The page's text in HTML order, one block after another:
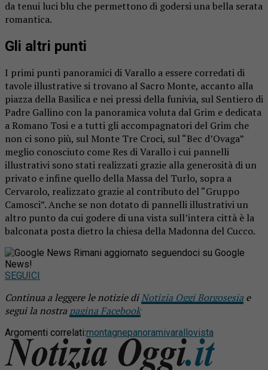
da tenui luci blu che permettono di godersi una bella serata
romantica.
Gli altri punti
I primi punti panoramici di Varallo a essere corredati di
tavole illustrative si trovano al Sacro Monte, accanto alla
piazza della Basilica e nei pressi della funivia, sul Sentiero di
Padre Gallino con la panoramica voluta dal Grim e dedicata
a Romano Tosi e a tutti gli accompagnatori del Grim che
non ci sono più, sul Monte Tre Croci, sul “Bec d’Ovaga”
meglio conosciuto come Res di Varallo i cui pannelli
illustrativi sono stati realizzati grazie alla generosità di un
privato e infine quello della Massa del Turlo, sopra a
Cervarolo, realizzato grazie al contributo del “Gruppo
Camosci”. Anche se non dotato di pannelli illustrativi un
altro punto da cui godere di una vista sull’intera città è la
balconata posta dietro la chiesa della Madonna del Cucco.
Rimani aggiornato seguendoci su Google
News!
SEGUICI
Continua a leggere le notizie diNotizia Oggi Borgosesia e
segui la nostra pagina Facebook
Argomenti correlati:montagnepanoramivarallovista